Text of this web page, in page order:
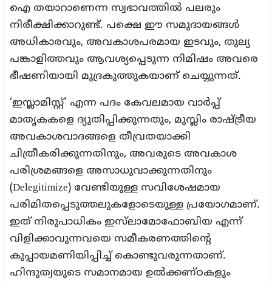
ഐ തയാറാണെന്ന സ്വഭാവത്തിൽ പലരും
നിരീക്ഷിക്കാറുണ്ട്. പക്ഷെ ഈ സമുദായങ്ങൾ
അധികാരവും, അവകാശപരമായ ഇടവും, തുല്യ
പങ്കാളിത്തവും ആവശ്യപ്പെടുന്ന നിമിഷം അവരെ
ഭീഷണിയായി മുദ്രകുത്തുകയാണ് ചെയ്യുന്നത്.
‘ഇസ്ലാമിസ്റ്റ്’ എന്ന പദം കേവലമായ വാർപ്പ്
മാതൃകകളെ ദ്യുതിപ്പിക്കുന്നതും, മുസ്ലിം രാഷ്ട്രീയ
അവകാശവാദങ്ങളെ തീവ്രതയാക്കി
ചിത്രീകരിക്കുന്നതിനും, അവരുടെ അവകാശ
പരിശ്രമങ്ങളെ അസാധുവാക്കുന്നതിനും
(Delegitimize) വേണ്ടിയുള്ള സവിശേഷമായ
പരിമിതപ്പെടുത്തലുകളോടെയുള്ള പ്രയോഗമാണ്.
ഇത് നിരുപാധികം ഇസ്‌ലാമോഫോബിയ എന്ന്
വിളിക്കാവുന്നവയെ സമീകരണത്തിന്റെ
കുപ്പായമണിയിപ്പിച്ച് കൊണ്ടുവരുന്നതാണ്.
ഹിന്ദുത്വയുടെ സമാനമായ ഉൽക്കണ്ഠകളും